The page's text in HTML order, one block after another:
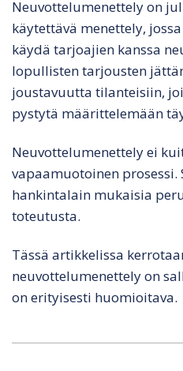
Neuvottelumenettely on
käytettävä menettely,
käydä tarjoajien kanssa
lopullisten tarjousten
joustavuutta tilanteisiin,
pystytä määrittelemään
Neuvottelumenettely ei
vapaamuotoinen prosessi.
hankintalain mukaisia
toteutusta.
Tässä artikkelissa
neuvottelumenettely on
on erityisesti huomioitava.